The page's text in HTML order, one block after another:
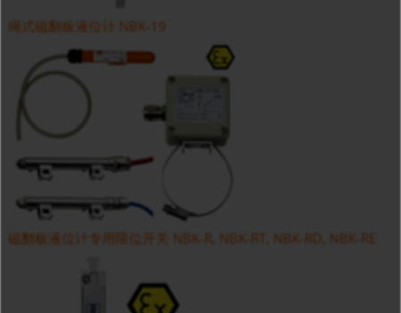
绳式磁翻板液位计 NBK-19
磁翻板液位计专用限位开关 NBK-R, NBK-RT, NBK-RD, NBK-RE